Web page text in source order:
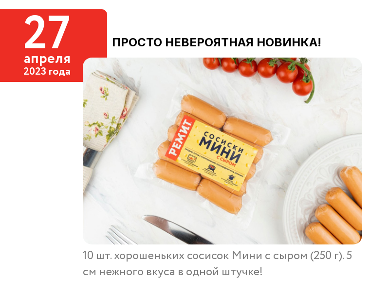
27
апреля
2023 года
ПРОСТО НЕВЕРОЯТНАЯ НОВИНКА!
10 шт. хорошеньких сосисок Мини с сыром (250 г). 5
см нежного вкуса в одной штучке!